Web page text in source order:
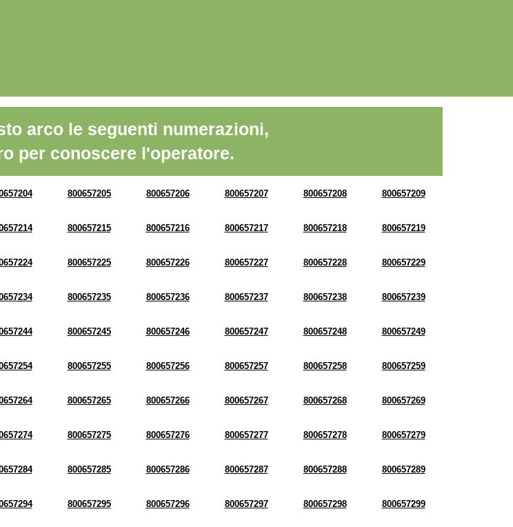
arco le seguenti numerazioni,
per conoscere l'operatore.
800657205 800657206 800657207 800657208 800657209
800657215 800657216 800657217 800657218 800657219
800657225 800657226 800657227 800657228 800657229
800657235 800657236 800657237 800657238 800657239
800657245 800657246 800657247 800657248 800657249
800657255 800657256 800657257 800657258 800657259
800657265 800657266 800657267 800657268 800657269
800657275 800657276 800657277 800657278 800657279
800657285 800657286 800657287 800657288 800657289
800657295 800657296 800657297 800657298 800657299